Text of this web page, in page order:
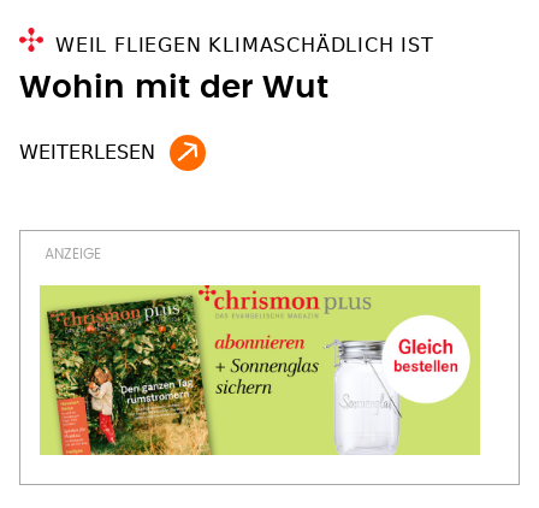
WEIL FLIEGEN KLIMASCHÄDLICH IST
Wohin mit der Wut